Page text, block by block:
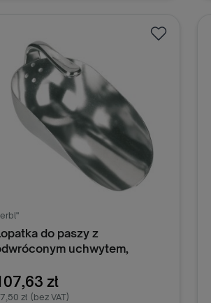
butelka ta umożliwia
karmienie, przyczyniając
do lepszej przyszłej wydajności
szczególnie w aspekcie
mleka. Użycie butelki
marnotrawstwu paszy i
jej wykorzystanie, co
istotne w efektywnym
gospodarstwem
do paszy z
uchwytem,
zł
zł (bez VAT)